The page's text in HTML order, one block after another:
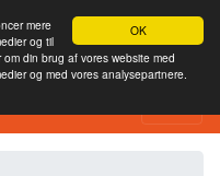
OK
mere
og til
din brug af vores website med
og med vores analysepartnere.